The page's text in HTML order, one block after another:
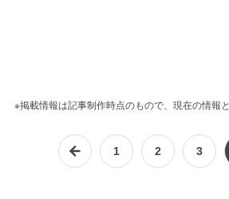
※掲載情報は記事制作時点のもので、現在の情報
1 2 3